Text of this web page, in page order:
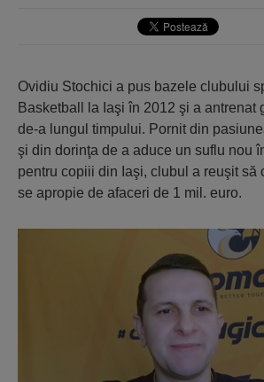
Ovidiu Stochici a pus bazele clubului
Basketball la Iaşi în 2012 şi a antrenat
de-a lungul timpului. Pornit din
şi din dorinţa de a aduce un suflu nou
pentru copiii din Iaşi, clubul a reuşit să
se apropie de afaceri de 1 mil. euro.